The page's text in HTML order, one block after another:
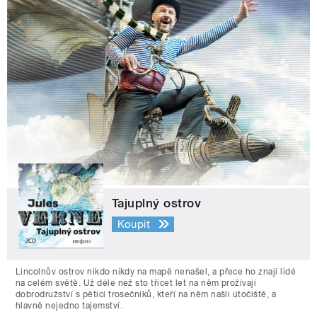
Tajuplný ostrov
Koupit
Lincolnův ostrov nikdo nikdy na mapě nenašel, a přece ho znají lidé
na celém světě. Už déle než sto třicet let na něm prožívají
dobrodružství s pěticí trosečníků, kteří na něm našli útočiště, a
hlavně nejedno tajemství.